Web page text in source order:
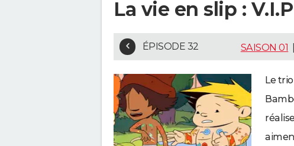
La vie en slip :
ÉPISODE 32 SAISON 01
Le